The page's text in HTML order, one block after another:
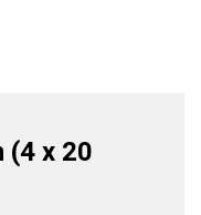
(4 x 20